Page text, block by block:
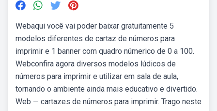
Webaqui você vai poder baixar gratuitamente 5
modelos diferentes de cartaz de números para
imprimir e 1 banner com quadro númerico de 0 a 100.
Webconfira agora diversos modelos lúdicos de
números para imprimir e utilizar em sala de aula,
tornando o ambiente ainda mais educativo e divertido.
Web — cartazes de números para imprimir. Trago neste